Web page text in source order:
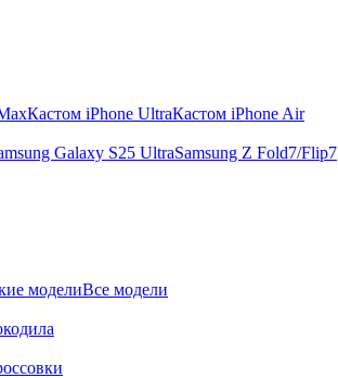
Кастом iPhone UltraКастом iPhone Air
Galaxy S25 UltraSamsung Z Fold7/Flip7
моделиВсе модели